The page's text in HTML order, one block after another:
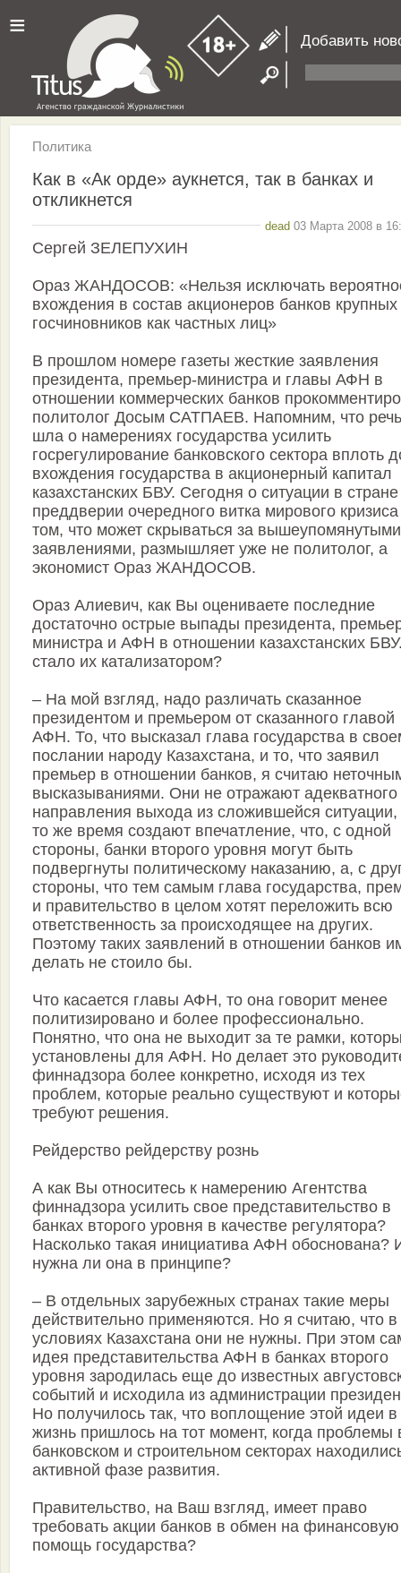
≡ Добавить
Политика
Как в «Ак орде» аукнется, так в банках и
откликнется
dead 03 Марта 2008 в
Сергей ЗЕЛЕПУХИН
Ораз ЖАНДОСОВ: «Нельзя исключать
вхождения в состав акционеров банков крупных
госчиновников как частных лиц»
В прошлом номере газеты жесткие заявления
президента, премьер-министра и главы АФН в
отношении коммерческих банков
политолог Досым САТПАЕВ. Напомним, что речь
шла о намерениях государства усилить
госрегулирование банковского сектора вплоть
вхождения государства в акционерный капитал
казахстанских БВУ. Сегодня о ситуации в
преддверии очередного витка мирового
том, что может скрываться за вышеупомянутыми
заявлениями, размышляет уже не политолог, а
экономист Ораз ЖАНДОСОВ.
Ораз Алиевич, как Вы оцениваете последние
достаточно острые выпады президента,
министра и АФН в отношении казахстанских
стало их катализатором?
– На мой взгляд, надо различать сказанное
президентом и премьером от сказанного главой
АФН. То, что высказал глава государства в
послании народу Казахстана, и то, что заявил
премьер в отношении банков, я считаю
высказываниями. Они не отражают адекватного
направления выхода из сложившейся ситуации,
то же время создают впечатление, что, с одной
стороны, банки второго уровня могут быть
подвергнуты политическому наказанию, а, с
стороны, что тем самым глава государства,
и правительство в целом хотят переложить всю
ответственность за происходящее на других.
Поэтому таких заявлений в отношении банков
делать не стоило бы.
Что касается главы АФН, то она говорит менее
политизировано и более профессионально.
Понятно, что она не выходит за те рамки,
установлены для АФН. Но делает это
финнадзора более конкретно, исходя из тех
проблем, которые реально существуют и
требуют решения.
Рейдерство рейдерству рознь
А как Вы относитесь к намерению Агентства
финнадзора усилить свое представительство в
банках второго уровня в качестве регулятора?
Насколько такая инициатива АФН обоснована?
нужна ли она в принципе?
– В отдельных зарубежных странах такие меры
действительно применяются. Но я считаю, что в
условиях Казахстана они не нужны. При этом
идея представительства АФН в банках второго
уровня зародилась еще до известных
событий и исходила из администрации
Но получилось так, что воплощение этой идеи в
жизнь пришлось на тот момент, когда проблемы
банковском и строительном секторах
активной фазе развития.
Правительство, на Ваш взгляд, имеет право
требовать акции банков в обмен на финансовую
помощь государства?